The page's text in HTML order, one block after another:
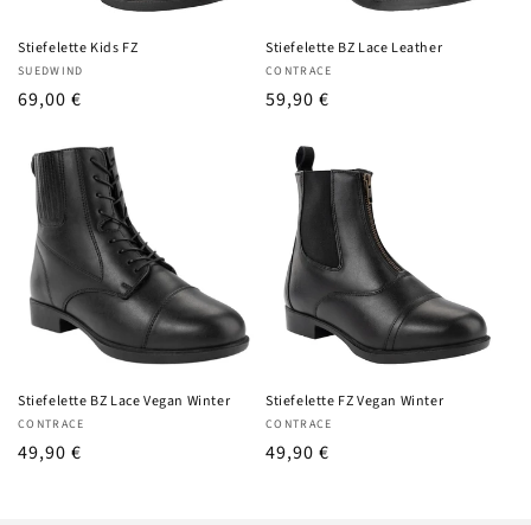
Stiefelette Kids FZ
Anbieter:
SUEDWIND
UVP
69,00 €
Stiefelette BZ Lace Leather
Anbieter:
CONTRACE
UVP
59,90 €
Stiefelette BZ Lace Vegan Winter
Anbieter:
CONTRACE
UVP
49,90 €
Stiefelette FZ Vegan Winter
Anbieter:
CONTRACE
UVP
49,90 €